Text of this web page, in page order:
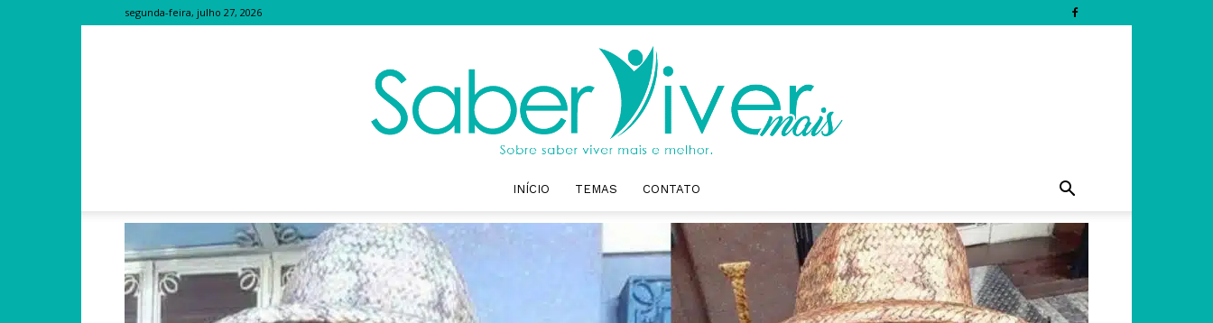
segunda-feira, julho 27, 2026
INÍCIO TEMAS CONTATO